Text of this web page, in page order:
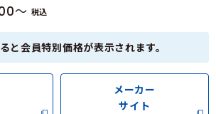
税込
と会員特別価格が表示されます。
メーカー
サイト